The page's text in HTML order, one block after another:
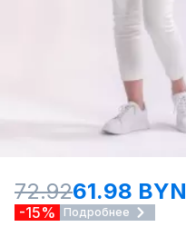
72.9261.98 BYN
-15% Подробнее